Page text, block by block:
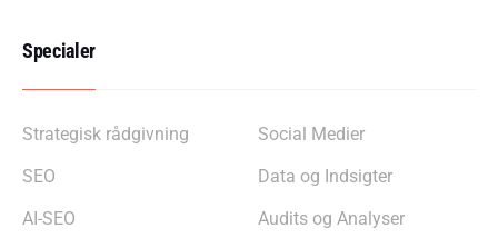
Specialer
Strategisk rådgivning
SEO
AI-SEO
Social Medier
Data og Indsigter
Audits og Analyser